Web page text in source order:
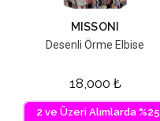
MISSONI
Desenli Örme Elbise
18,000 ₺
2 ve Üzeri Alımlarda %25